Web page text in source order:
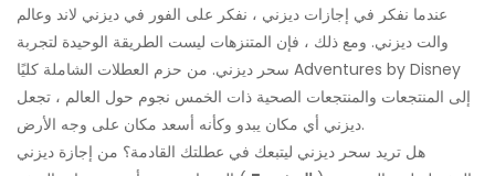
عندما نفكر في إجازات ديزني ، نفكر على الفور في ديزني لاند وعالم
والت ديزني. ومع ذلك ، فإن المتنزهات ليست الطريقة الوحيدة لتجربة
سحر ديزني. من حزم العطلات الشاملة كليًا Adventures by Disney
إلى المنتجعات والمنتجعات الصحية ذات الخمس نجوم حول العالم ، تجعل
ديزني أي مكان يبدو وكأنه أسعد مكان على وجه الأرض.
هل تريد سحر ديزني ليتبعك في عطلتك القادمة؟ من إجازة ديزني